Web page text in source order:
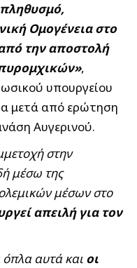
πληθυσμό,
Ομογένεια στο
την αποστολή
,
υπουργείου
μετά από ερώτηση
Αυγερινού.
στην
μέσω της
μέσων στο
απειλή για τον
όπλα αυτά και οι